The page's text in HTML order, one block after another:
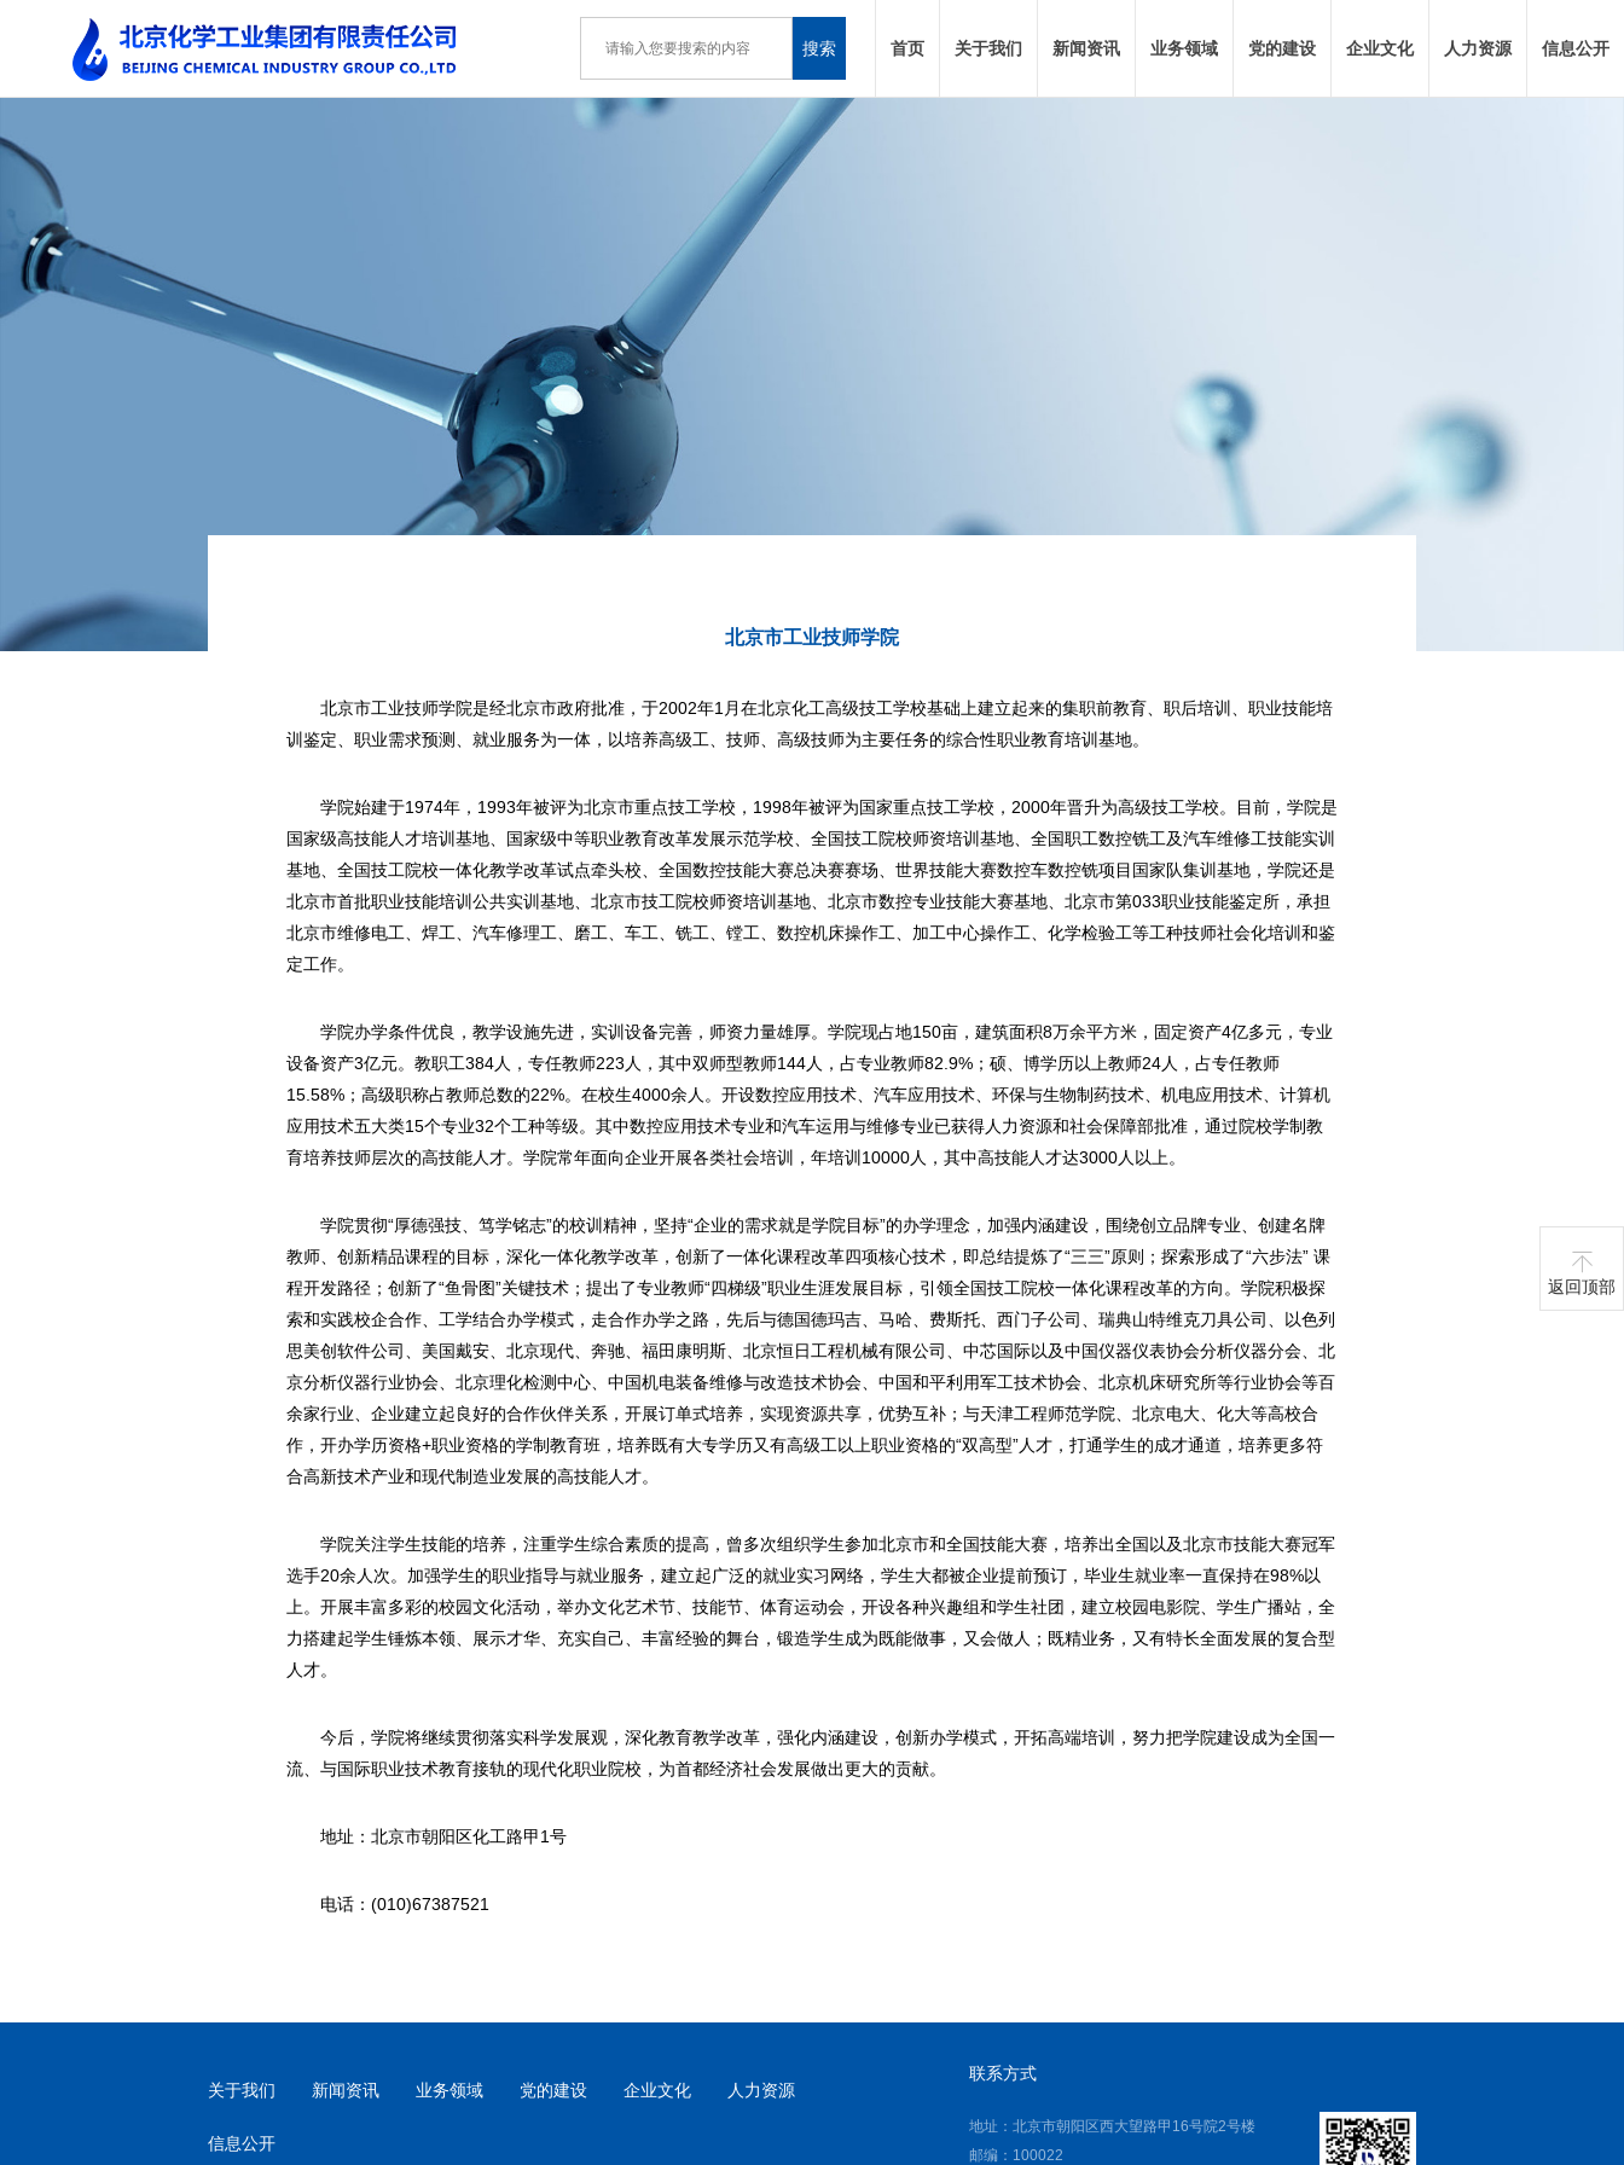
搜索 首页 关于我们 新闻资讯 业务领域 党的建设 企业文化 人力资源 信息公开
北京市工业技师学院
北京市工业技师学院是经北京市政府批准，于2002年1月在北京化工高级技工学校基础上建立起来的集职前教育、职后培训、职业技能培
训鉴定、职业需求预测、就业服务为一体，以培养高级工、技师、高级技师为主要任务的综合性职业教育培训基地。
学院始建于1974年，1993年被评为北京市重点技工学校，1998年被评为国家重点技工学校，2000年晋升为高级技工学校。目前，学院是
国家级高技能人才培训基地、国家级中等职业教育改革发展示范学校、全国技工院校师资培训基地、全国职工数控铣工及汽车维修工技能实训
基地、全国技工院校一体化教学改革试点牵头校、全国数控技能大赛总决赛赛场、世界技能大赛数控车数控铣项目国家队集训基地，学院还是
北京市首批职业技能培训公共实训基地、北京市技工院校师资培训基地、北京市数控专业技能大赛基地、北京市第033职业技能鉴定所，承担
北京市维修电工、焊工、汽车修理工、磨工、车工、铣工、镗工、数控机床操作工、加工中心操作工、化学检验工等工种技师社会化培训和鉴
定工作。
学院办学条件优良，教学设施先进，实训设备完善，师资力量雄厚。学院现占地150亩，建筑面积8万余平方米，固定资产4亿多元，专业
设备资产3亿元。教职工384人，专任教师223人，其中双师型教师144人，占专业教师82.9%；硕、博学历以上教师24人，占专任教师
15.58%；高级职称占教师总数的22%。在校生4000余人。开设数控应用技术、汽车应用技术、环保与生物制药技术、机电应用技术、计算机
应用技术五大类15个专业32个工种等级。其中数控应用技术专业和汽车运用与维修专业已获得人力资源和社会保障部批准，通过院校学制教
育培养技师层次的高技能人才。学院常年面向企业开展各类社会培训，年培训10000人，其中高技能人才达3000人以上。
学院贯彻“厚德强技、笃学铭志”的校训精神，坚持“企业的需求就是学院目标”的办学理念，加强内涵建设，围绕创立品牌专业、创建名牌
教师、创新精品课程的目标，深化一体化教学改革，创新了一体化课程改革四项核心技术，即总结提炼了“三三”原则；探索形成了“六步法” 课
程开发路径；创新了“鱼骨图”关键技术；提出了专业教师“四梯级”职业生涯发展目标，引领全国技工院校一体化课程改革的方向。学院积极探
索和实践校企合作、工学结合办学模式，走合作办学之路，先后与德国德玛吉、马哈、费斯托、西门子公司、瑞典山特维克刀具公司、以色列
思美创软件公司、美国戴安、北京现代、奔驰、福田康明斯、北京恒日工程机械有限公司、中芯国际以及中国仪器仪表协会分析仪器分会、北
京分析仪器行业协会、北京理化检测中心、中国机电装备维修与改造技术协会、中国和平利用军工技术协会、北京机床研究所等行业协会等百
余家行业、企业建立起良好的合作伙伴关系，开展订单式培养，实现资源共享，优势互补；与天津工程师范学院、北京电大、化大等高校合
作，开办学历资格+职业资格的学制教育班，培养既有大专学历又有高级工以上职业资格的“双高型”人才，打通学生的成才通道，培养更多符
合高新技术产业和现代制造业发展的高技能人才。
学院关注学生技能的培养，注重学生综合素质的提高，曾多次组织学生参加北京市和全国技能大赛，培养出全国以及北京市技能大赛冠军
选手20余人次。加强学生的职业指导与就业服务，建立起广泛的就业实习网络，学生大都被企业提前预订，毕业生就业率一直保持在98%以
上。开展丰富多彩的校园文化活动，举办文化艺术节、技能节、体育运动会，开设各种兴趣组和学生社团，建立校园电影院、学生广播站，全
力搭建起学生锤炼本领、展示才华、充实自己、丰富经验的舞台，锻造学生成为既能做事，又会做人；既精业务，又有特长全面发展的复合型
人才。
今后，学院将继续贯彻落实科学发展观，深化教育教学改革，强化内涵建设，创新办学模式，开拓高端培训，努力把学院建设成为全国一
流、与国际职业技术教育接轨的现代化职业院校，为首都经济社会发展做出更大的贡献。
地址：北京市朝阳区化工路甲1号
电话：(010)67387521
返回顶部
关于我们 新闻资讯 业务领域 党的建设 企业文化 人力资源
信息公开
联系方式
地址：北京市朝阳区西大望路甲16号院2号楼
邮编：100022